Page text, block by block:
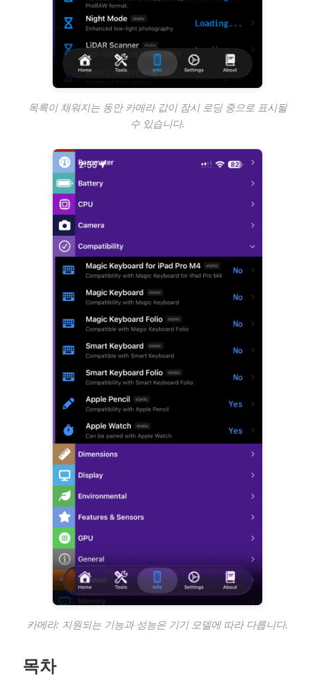
목록이 채워지는 동안 카메라 값이 잠시 로딩 중으로 표시될
수 있습니다.
카메라: 지원되는 기능과 성능은 기기 모델에 따라 다릅니다.
목차